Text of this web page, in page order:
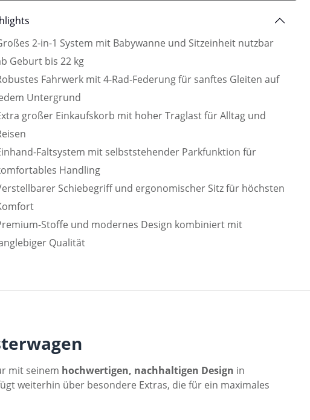
2-in-1 System mit Babywanne und Sitzeinheit nutzbar
Geburt bis 22 kg
Fahrwerk mit 4-Rad-Federung für sanftes Gleiten auf
Untergrund
großer Einkaufskorb mit hoher Traglast für Alltag und
Faltsystem mit selbststehender Parkfunktion für
Handling
Schiebegriff und ergonomischer Sitz für höchsten
Stoffe und modernes Design kombiniert mit
Qualität
mit seinem hochwertigen, nachhaltigen Design in
weiterhin über besondere Extras, die für ein maximales